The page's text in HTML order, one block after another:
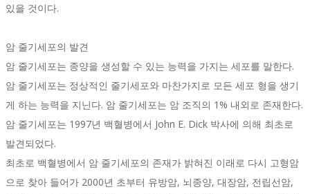
있을 것이다.
암 줄기세포의 발견
암 줄기세포는 종양을 생성할 수 있는 능력을 가지는 세포를 말한다.
암 줄기세포는 정상적인 줄기세포와 마찬가지로 모든 세포 형을 생기
게 하는 능력을 지닌다. 암 줄기세포는 암 조직의 1% 내외로 존재한다.
암 줄기세포는 1997년 백혈병에서 John E. Dick 박사에 의해 최초로
발견되었다.
최초로 백혈병에서 암 줄기세포의 존재가 밝혀진 이래로 다시 고형암
으로 찾아 들어가 2000년 초부터 유방암, 뇌종양, 대장암, 전립선암,